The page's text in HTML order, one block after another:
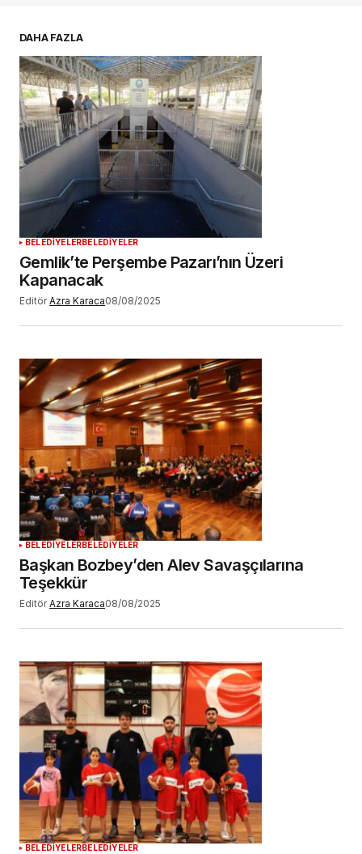
Daha sonraki yorumlarımda kullanılması için
adım, e-posta adresim ve site adresim bu
tarayıcıya kaydedilsin.
YORUM GÖNDER
DAHA FAZLA
BELEDİYELERBELEDİYELER
Gemlik’te Perşembe Pazarı’nın Üzeri
Kapanacak
Editör Azra Karaca08/08/2025
BELEDİYELERBELEDİYELER
Başkan Bozbey’den Alev Savaşçılarına
Teşekkür
Editör Azra Karaca08/08/2025
BELEDİYELERBELEDİYELER